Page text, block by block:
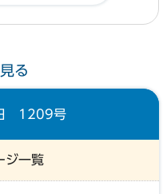
る
1209号
ジ一覧